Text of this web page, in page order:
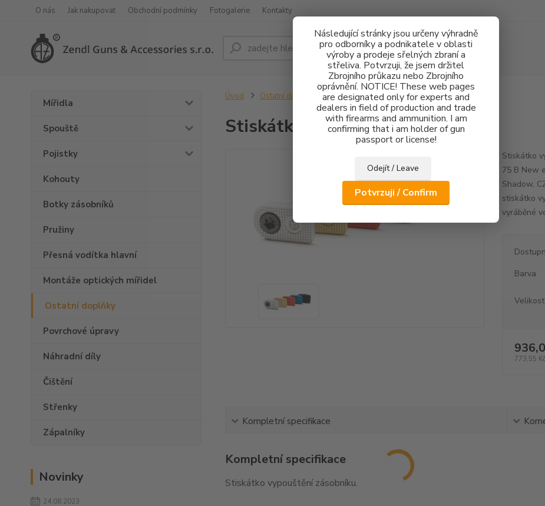
Následující stránky jsou určeny výhradně
pro odborníky a podnikatele v oblasti
výroby a prodeje sřelných zbraní a
střeliva. Potvrzuji, že jsem držitel
Zbrojního průkazu nebo Zbrojního
oprávnění. NOTICE! These web pages
are designated only for experts and
dealers in field of production and trade
with firearms and ammunition. I am
confirming that i am holder of gun
passport or license!
Odejít / Leave
Potvrzuji / Confirm
O nás Jak nakupovat Obchodní podmínky Fotogalerie Kontakty
Hledat
Mířidla
Spouště
Pojistky
Kohouty
Botky zásobníků
Pružiny
Přesná vodítka hlavní
Montáže optických mířidel
Ostatní doplňky
Povrchové úpravy
Náhradní díly
Čištění
Střenky
Zápalníky
Novinky
24.08.2023
Úvod Ostatní doplňky Stiskátko vypouštění zásobníku
Stiskátko vypouštění zásobníku
Stiskátko
75 B New
Shadow,
stiskátko
vyráběné
Barva
Velikost
773,55 Kč
Kompletní specifikace
Kompletní specifikace
Stiskátko vypouštění zásobníku.